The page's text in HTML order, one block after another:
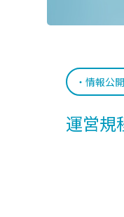
情報公開
運営規